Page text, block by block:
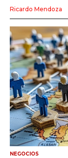
Ricardo Mendoza
NEGOCIOS